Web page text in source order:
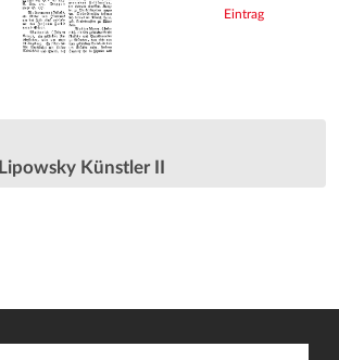
Eintrag
Lipowsky Künstler II